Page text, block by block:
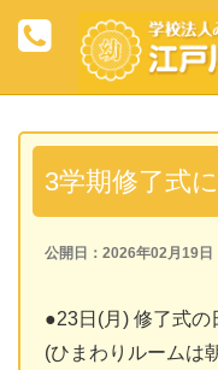
3学期修了式
公開日：2026年02月19日
●23日(月) 修了式の
(ひまわりルームは